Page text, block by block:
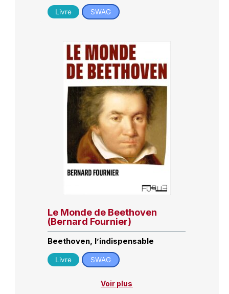
Livre SWAG
Le Monde de Beethoven
(Bernard Fournier)
Beethoven, l’indispensable
Livre SWAG
Voir plus